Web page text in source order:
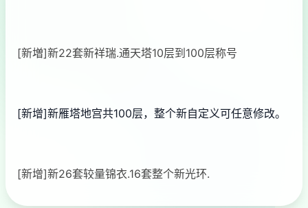
[新増]新22套新祥瑞.通天塔10层到100层称号
[新增]新雁塔地宫共100层，整个新自定义可任意修改。
[新增]新26套较量锦衣.16套整个新光环.